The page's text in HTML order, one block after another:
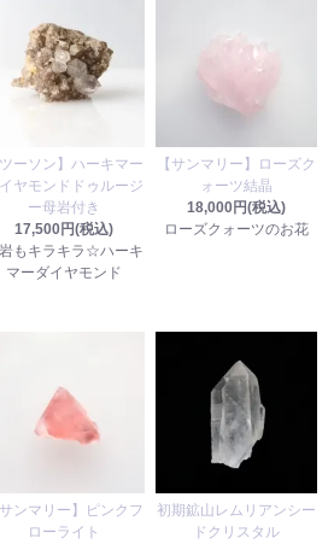
ツーソン】ハーキマー
ヤモンドドゥルージ
ー母岩付き
17,500円(税込)
もキラキラ☆ハーキ
マーダイヤモンド
【サンマリー】ローズク
ォーツ結晶
18,000円(税込)
ローズクォーツのお花
サンマリー】ピンクフ
ローライト
初期鉱山レムリアンシー
ドクリスタル